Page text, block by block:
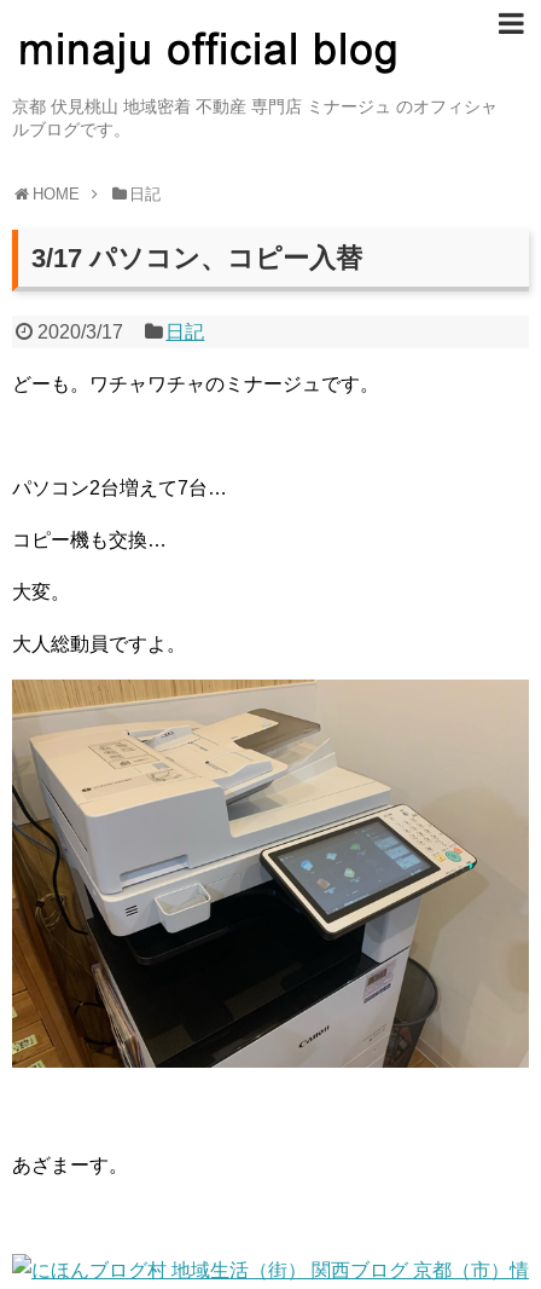
京都 伏見桃山 地域密着 不動産 専門店 ミナージュ のオフィシャ
ルブログです。
HOME 日記
3/17 パソコン、コピー入替
2020/3/17 日記
どーも。ワチャワチャのミナージュです。
パソコン2台増えて7台…
コピー機も交換…
大変。
大人総動員ですよ。
あざまーす。